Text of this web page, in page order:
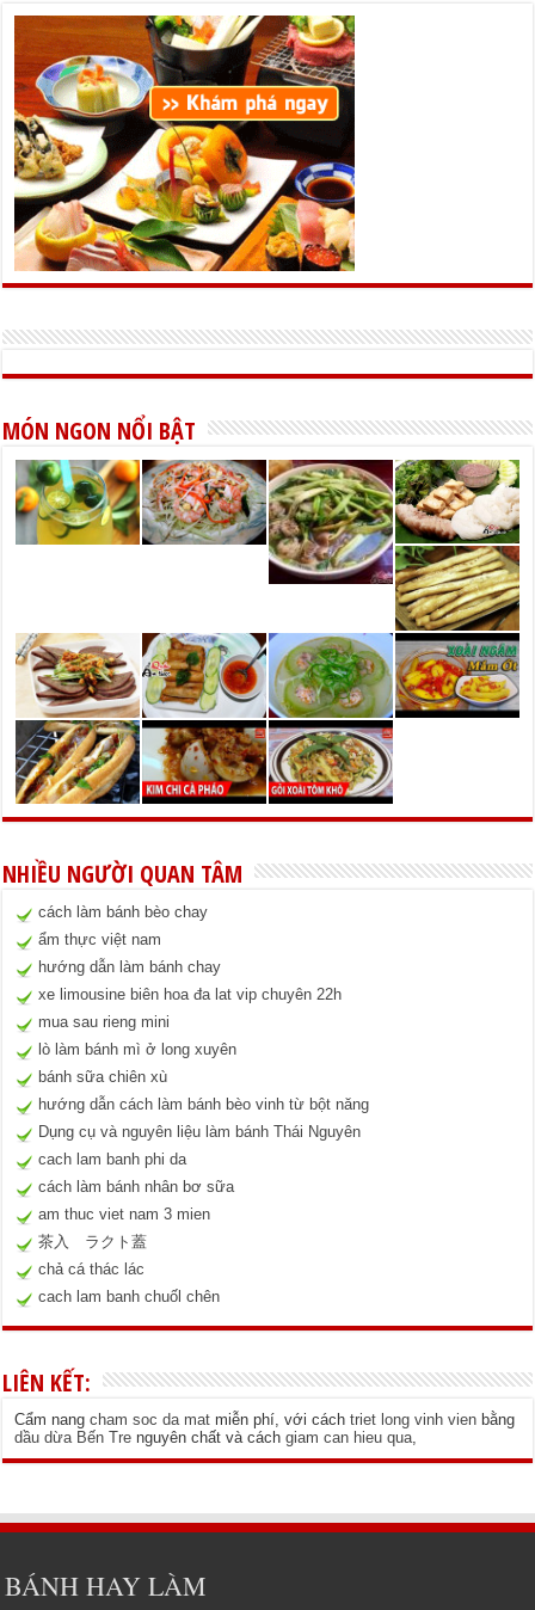
MÓN NGON NỔI BẬT
NHIỀU NGƯỜI QUAN TÂM
cách làm bánh bèo chay
ẩm thực việt nam
hướng dẫn làm bánh chay
xe limousine biên hoa đa lat vip chuyên 22h
mua sau rieng mini
lò làm bánh mì ở long xuyên
bánh sữa chiên xù
hướng dẫn cách làm bánh bèo vinh từ bột năng
Dụng cụ và nguyên liệu làm bánh Thái Nguyên
cach lam banh phi da
cách làm bánh nhân bơ sữa
am thuc viet nam 3 mien
茶入 ラクト蓋
chả cá thác lác
cach lam banh chuốl chên
LIÊN KẾT:
Cẩm nangcham soc da mat miễn phí, với cáchtriet long vinh vien bằng
dầu dừa Bến Tre nguyên chất và cáchgiam can hieu qua,
BÁNH HAY LÀM